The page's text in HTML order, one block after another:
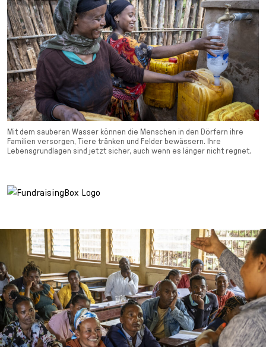
Mit dem sauberen Wasser können die Menschen in den Dörfern ihre
Familien versorgen, Tiere tränken und Felder bewässern. Ihre
Lebensgrundlagen sind jetzt sicher, auch wenn es länger nicht regnet.